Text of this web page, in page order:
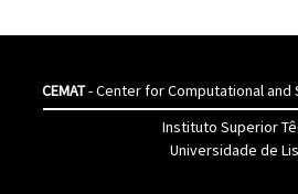
CEMAT- Center for Computational and
Instituto Superior
Universidade de